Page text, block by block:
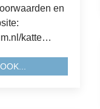
en
katte…